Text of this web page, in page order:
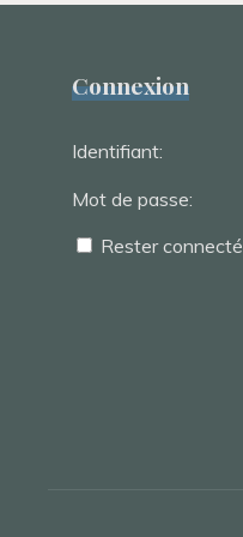
Connexion
Identifiant:
Mot de passe:
Rester connecté